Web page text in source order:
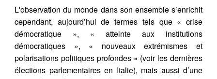
L'observation du monde dans son ensemble s’enrichit
cependant, aujourd’hui de termes tels que « crise
démocratique », « atteinte aux institutions
démocratiques », « nouveaux extrémismes et
polarisations politiques profondes » (voir les dernières
élections parlementaires en Italie), mais aussi d’une